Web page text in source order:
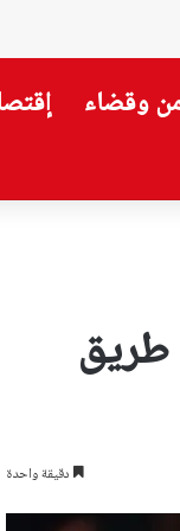
وقضاء
طريق
دقيقة واحدة